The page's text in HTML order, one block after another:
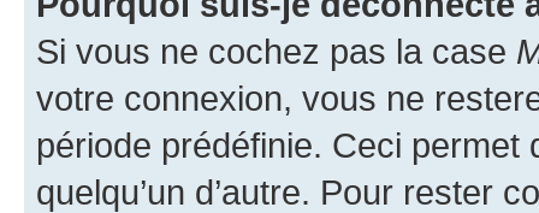
Si vous ne cochez pas la case
votre connexion, vous ne
période prédéfinie. Ceci permet
quelqu’un d’autre. Pour rester